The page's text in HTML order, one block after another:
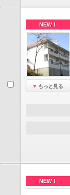
NEW！
もっと見る
NEW！